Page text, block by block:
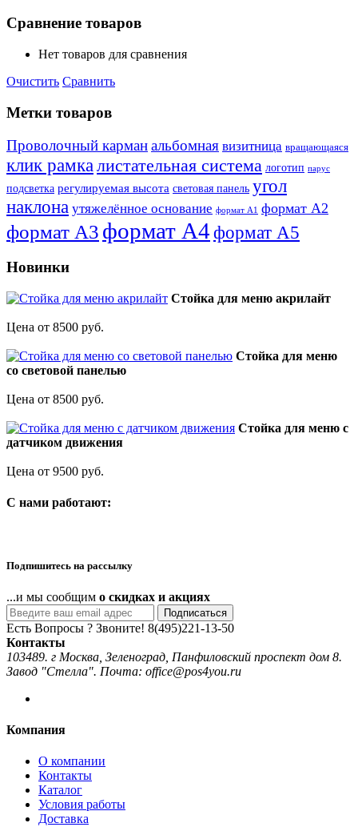
Сравнение товаров
Нет товаров для сравнения
Очистить Сравнить
Метки товаров
Проволочный карманальбомная визитница вращающаяся
клик рамка листательная система логотип парус
подсветка регулируемая высота световая панель угол
наклона утяжелённое основание формат А1 формат А2
формат А3 формат А4формат А5
Новинки
Стойка для меню акрилайт
Цена от 8500 руб.
Стойка для меню
со световой панелью
Цена от 8500 руб.
Стойка для меню с
датчиком движения
Цена от 9500 руб.
C нами работают:
Подпишитесь на рассылку
...и мы сообщим о скидках и акциях
Подписаться
Есть Вопросы ? Звоните! 8(495)221-13-50
Контакты
103489. г Москва, Зеленоград, Панфиловский проспект дом 8.
Завод "Стелла". Почта: office@pos4you.ru
Компания
О компании
Контакты
Каталог
Условия работы
Доставка